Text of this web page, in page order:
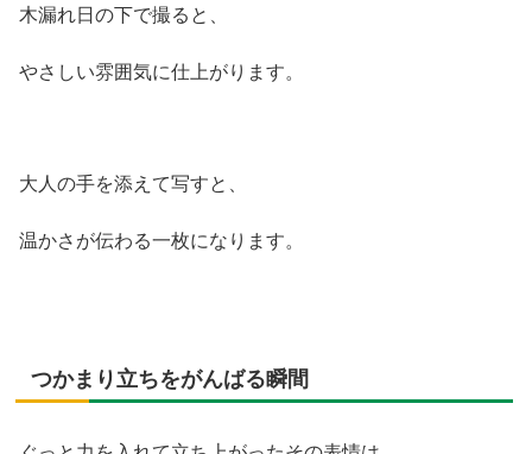
木漏れ日の下で撮ると、
やさしい雰囲気に仕上がります。
大人の手を添えて写すと、
温かさが伝わる一枚になります。
つかまり立ちをがんばる瞬間